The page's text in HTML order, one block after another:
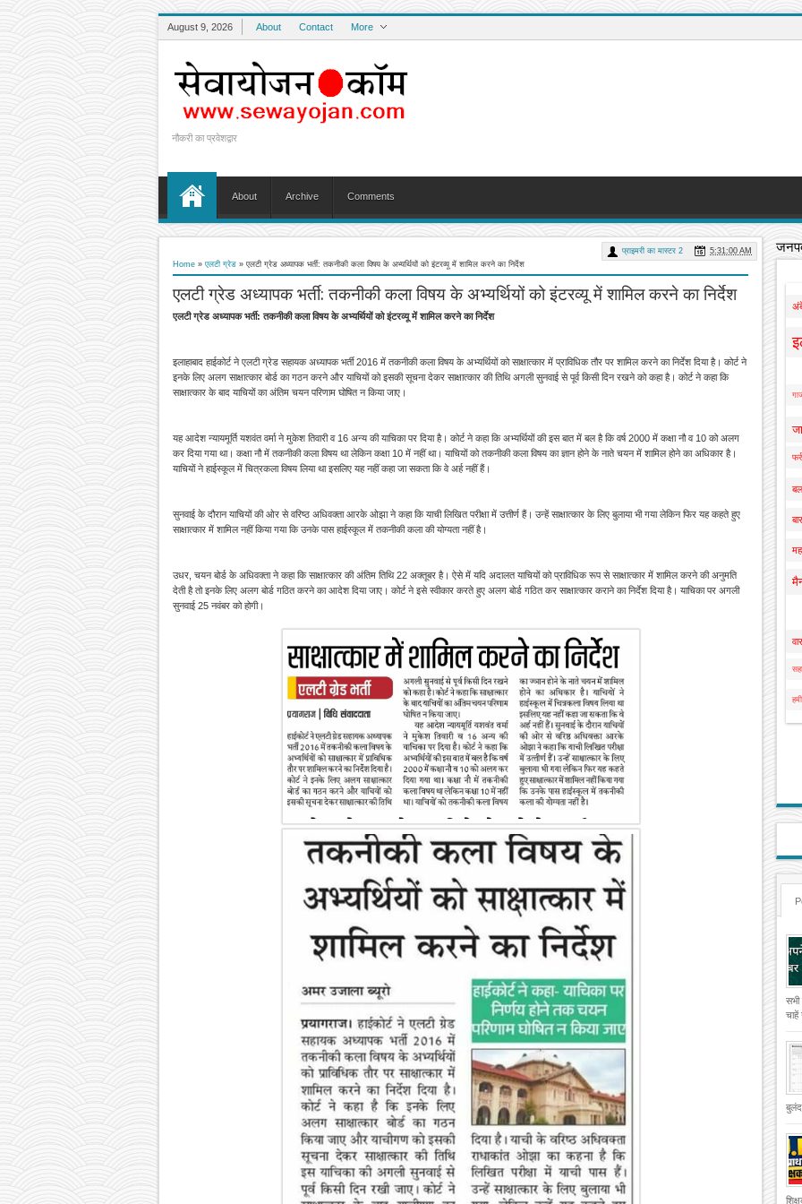
August 9, 2026 About Contact More
नौकरी का प्रवेशद्वार
About Archive Comments
Home » एलटी ग्रेड » एलटी ग्रेड अध्यापक भर्ती: तकनीकी कला विषय के अभ्यर्थियों को इंटरव्यू में शामिल करने का निर्देश
एलटी ग्रेड अध्यापक भर्ती: तकनीकी कला विषय के अभ्यर्थियों को इंटरव्यू में शामिल करने का निर्देश
प्राइमरी का मास्टर 2 5:31:00 AM
एलटी ग्रेड अध्यापक भर्ती: तकनीकी कला विषय के अभ्यर्थियों को इंटरव्यू में शामिल करने का निर्देश
इलाहाबाद हाईकोर्ट ने एलटी ग्रेड सहायक अध्यापक भर्ती 2016 में तकनीकी कला विषय के अभ्यर्थियों को साक्षात्कार में प्राविधिक तौर पर शामिल करने का निर्देश दिया है। कोर्ट ने
इनके लिए अलग साक्षात्कार बोर्ड का गठन करने और याचियों को इसकी सूचना देकर साक्षात्कार की तिथि अगली सुनवाई से पूर्व किसी दिन रखने को कहा है। कोर्ट ने कहा कि
साक्षात्कार के बाद याचियों का अंतिम चयन परिणाम घोषित न किया जाए।
यह आदेश न्यायमूर्ति यशवंत वर्मा ने मुकेश तिवारी व 16 अन्य की याचिका पर दिया है। कोर्ट ने कहा कि अभ्यर्थियों की इस बात में बल है कि वर्ष 2000 में कक्षा नौ व 10 को अलग
कर दिया गया था। कक्षा नौ में तकनीकी कला विषय था लेकिन कक्षा 10 में नहीं था। याचियों को तकनीकी कला विषय का ज्ञान होने के नाते चयन में शामिल होने का अधिकार है।
याचियों ने हाईस्कूल में चित्रकला विषय लिया था इसलिए यह नहीं कहा जा सकता कि वे अर्ह नहीं हैं।
सुनवाई के दौरान याचियों की ओर से वरिष्ठ अधिवक्ता आरके ओझा ने कहा कि याची लिखित परीक्षा में उत्तीर्ण हैं। उन्हें साक्षात्कार के लिए बुलाया भी गया लेकिन फिर यह कहते हुए
साक्षात्कार में शामिल नहीं किया गया कि उनके पास हाईस्कूल में तकनीकी कला की योग्यता नहीं है।
उधर, चयन बोर्ड के अधिवक्ता ने कहा कि साक्षात्कार की अंतिम तिथि 22 अक्तूबर है। ऐसे में यदि अदालत याचियों को प्राविधिक रूप से साक्षात्कार में शामिल करने की अनुमति
देती है तो इनके लिए अलग बोर्ड गठित करने का आदेश दिया जाए। कोर्ट ने इसे स्वीकार करते हुए अलग बोर्ड गठित कर साक्षात्कार कराने का निर्देश दिया है। याचिका पर अगली
सुनवाई 25 नवंबर को होगी।